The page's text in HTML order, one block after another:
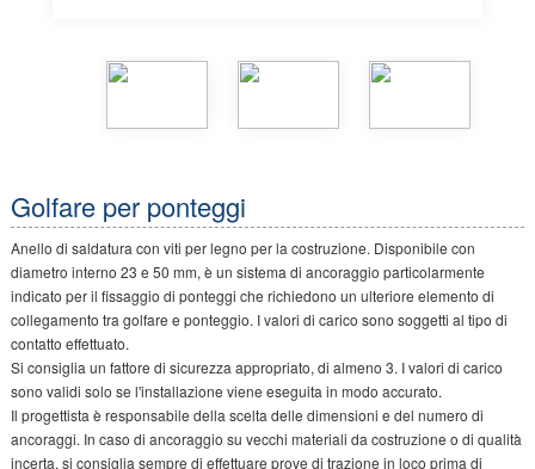
Golfare per ponteggi
Anello di saldatura con viti per legno per la costruzione. Disponibile con
diametro interno 23 e 50 mm, è un sistema di ancoraggio particolarmente
indicato per il fissaggio di ponteggi che richiedono un ulteriore elemento di
collegamento tra golfare e ponteggio. I valori di carico sono soggetti al tipo di
contatto effettuato.
Si consiglia un fattore di sicurezza appropriato, di almeno 3. I valori di carico
sono validi solo se l'installazione viene eseguita in modo accurato.
Il progettista è responsabile della scelta delle dimensioni e del numero di
ancoraggi. In caso di ancoraggio su vecchi materiali da costruzione o di qualità
incerta, si consiglia sempre di effettuare prove di trazione in loco prima di